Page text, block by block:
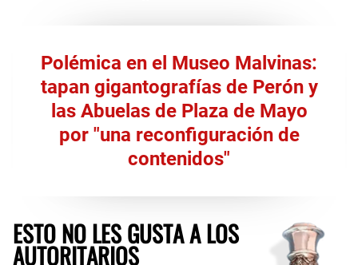
Polémica en el Museo Malvinas:
tapan gigantografías de Perón y
las Abuelas de Plaza de Mayo
por "una reconfiguración de
contenidos"
ESTO NO LES GUSTA A LOS
AUTORITARIOS